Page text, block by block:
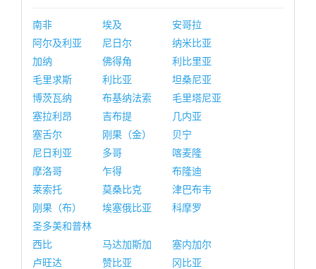
南非 埃及
安哥拉
阿尔及利亚
尼日尔
纳米比亚
加纳
佛得角
利比里亚
毛里求斯
利比亚
坦桑尼亚
博茨瓦纳
布基纳法索
毛里塔尼亚
塞拉利昂
吉布提
几内亚
塞舌尔
刚果（金）
贝宁
尼日利亚
多哥
喀麦隆
摩洛哥
乍得
布隆迪
莱索托
莫桑比克
津巴布韦
刚果（布）
埃塞俄比亚
科摩罗
圣多美和普林
西比
马达加斯加
塞内加尔
卢旺达
赞比亚 冈比亚